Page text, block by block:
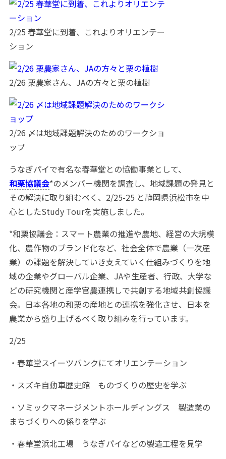
2/25 春華堂に到着、これよりオリエンテー
ション
2/26 栗農家さん、JAの方々と栗の植樹
2/26 〆は地域課題解決のためのワークショ
ップ
うなぎパイで有名な春華堂との協働事業として、
和栗協議会*のメンバー機関を調査し、地域課題の発見と
その解決に取り組むべく、2/25-25 と静岡県浜松市を中
心としたStudy Tourを実施しました。
*和栗協議会：スマート農業の推進や農地、経営の大規模
化、農作物のブランド化など、社会全体で農業（一次産
業）の課題を解決していき支えていく仕組みづくりを地
域の企業やグローバル企業、JAや生産者、行政、大学な
どの研究機関と産学官農連携しで共創する地域共創協議
会。日本各地の和栗の産地との連携を強化させ、日本を
農業から盛り上げるべく取り組みを行っています。
2/25
・春華堂スイーツバンクにてオリエンテーション
・スズキ自動車歴史館 ものづくりの歴史を学ぶ
・ソミックマネージメントホールディングス 製造業の
まちづくりへの係りを学ぶ
・春華堂浜北工場 うなぎパイなどの製造工程を見学